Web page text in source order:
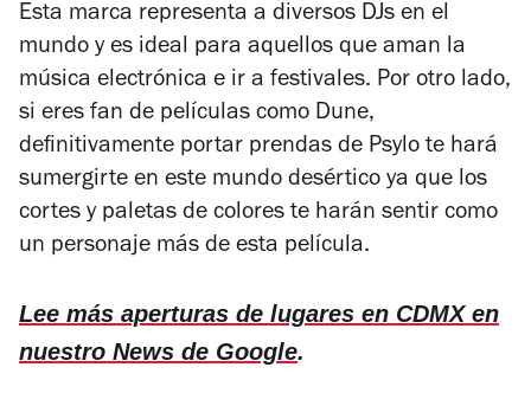
Esta marca representa a diversos DJs en el
mundo y es ideal para aquellos que aman la
música electrónica e ir a festivales. Por otro lado,
si eres fan de películas como Dune,
definitivamente portar prendas de Psylo te hará
sumergirte en este mundo desértico ya que los
cortes y paletas de colores te harán sentir como
un personaje más de esta película.
Lee más aperturas de lugares en CDMX en
nuestro News de Google.